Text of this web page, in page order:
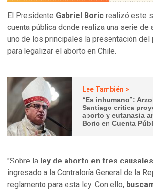
El Presidente Gabriel Boric realizó este
cuenta pública donde realiza una serie de
uno de los principales la presentación del
para legalizar el aborto en Chile.
Lee También >
“Es inhumano”:
Santiago critica
aborto y eutanasia
Boric en Cuenta
"Sobre la ley de aborto en tres
ingresado a la Contraloría General de la
reglamento para esta ley. Con ello,